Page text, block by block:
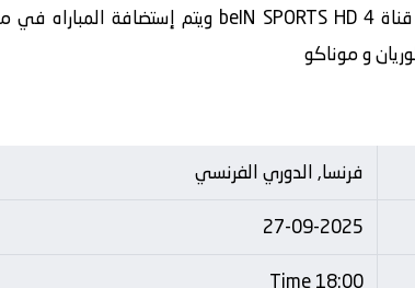
فرنسا, الدوري الفرنسي
27-09-2025
18:00 Time